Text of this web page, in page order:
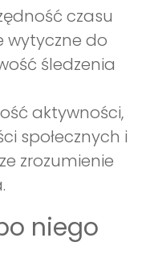
czasu
wytyczne do
śledzenia
aktywności,
społecznych i
zrozumienie
niego